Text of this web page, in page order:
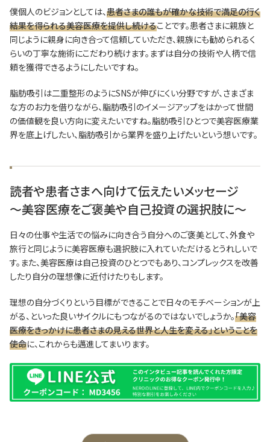
僕個人のビジョンとしては、患者さまの誰もが確かな技術で満足の行く
結果を得られる美容医療を提供し続けることです。患者さまに親族と
同じように親身に向き合って信頼していただき、親族にも勧められるく
らいの丁寧な施術にこだわり続けます。まずは自分の技術や人柄で信
頼を獲得できるようにしたいですね。
脂肪吸引は二重整形のようにSNSが伸びにくい分野ですが、さまざま
な方のお力を借りながら、脂肪吸引のイメージアップをはかって世間
の価値観を良い方向に変えたいですね。脂肪吸引ひとつで美容医療業
界を底上げしたい、脂肪吸引から業界を盛り上げたいという想いです。
読者や患者さまへ向けて伝えたいメッセージ
～美容医療をご褒美や自己投資の選択肢に～
日々の仕事や生活での悩みに向き合う自分へのご褒美として、外食や
旅行と同じように美容医療も選択肢に入れていただけるとうれしいで
す。また、美容医療は自己投資のひとつでもあり、コンプレックスを改善
したり自分の理想像に近付けたりもします。
理想の自分づくりという目標ができることで日々のモチベーションが上
がる、といった良いサイクルにもつながるのではないでしょうか。「美容
医療をきっかけに患者さまの見える世界と人生を変える」ということを
使命に、これからも邁進してまいります。